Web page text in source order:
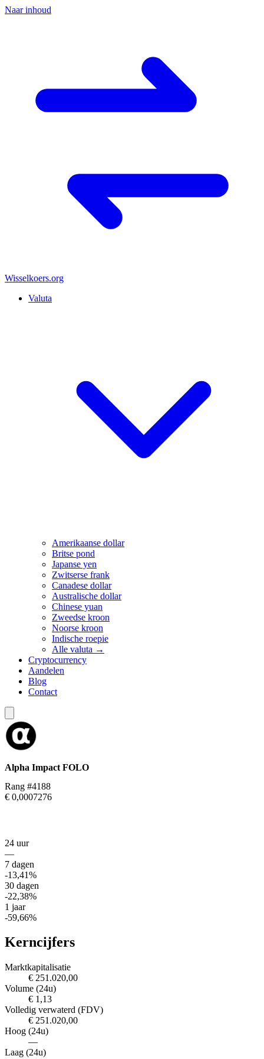
Naar inhoud
Wisselkoers.org
Valuta
Amerikaanse dollar
Britse pond
Japanse yen
Zwitserse frank
Canadese dollar
Australische dollar
Chinese yuan
Zweedse kroon
Noorse kroon
Indische roepie
Alle valuta →
Cryptocurrency
Aandelen
Blog
Contact
Alpha Impact FOLO
Rang #4188
€ 0,0007276
24 uur
—
7 dagen
-13,41%
30 dagen
-22,38%
1 jaar
-59,66%
Kerncijfers
Marktkapitalisatie
€ 251.020,00
Volume (24u)
€ 1,13
Volledig verwaterd (FDV)
€ 251.020,00
Hoog (24u)
—
Laag (24u)